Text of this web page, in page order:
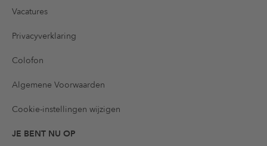
Vacatures
Privacyverklaring
Colofon
Algemene Voorwaarden
Cookie-instellingen wijzigen
JE BENT NU OP